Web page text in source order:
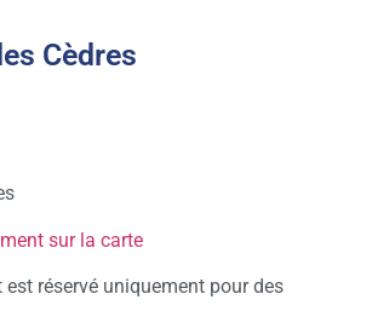
Cèdres
sur la carte
est réservé uniquement pour des